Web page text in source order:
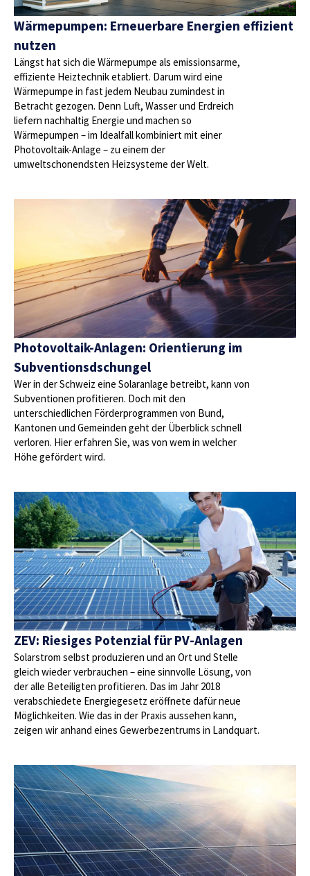
Wärmepumpen: Erneuerbare Energien effizient
nutzen
Längst hat sich die Wärmepumpe als emissionsarme,
effiziente Heiztechnik etabliert. Darum wird eine
Wärmepumpe in fast jedem Neubau zumindest in
Betracht gezogen. Denn Luft, Wasser und Erdreich
liefern nachhaltig Energie und machen so
Wärmepumpen – im Idealfall kombiniert mit einer
Photovoltaik-Anlage – zu einem der
umweltschonendsten Heizsysteme der Welt.
Photovoltaik-Anlagen: Orientierung im
Subventionsdschungel
Wer in der Schweiz eine Solaranlage betreibt, kann von
Subventionen profitieren. Doch mit den
unterschiedlichen Förderprogrammen von Bund,
Kantonen und Gemeinden geht der Überblick schnell
verloren. Hier erfahren Sie, was von wem in welcher
Höhe gefördert wird.
ZEV: Riesiges Potenzial für PV-Anlagen
Solarstrom selbst produzieren und an Ort und Stelle
gleich wieder verbrauchen – eine sinnvolle Lösung, von
der alle Beteiligten profitieren. Das im Jahr 2018
verabschiedete Energiegesetz eröffnete dafür neue
Möglichkeiten. Wie das in der Praxis aussehen kann,
zeigen wir anhand eines Gewerbezentrums in Landquart.